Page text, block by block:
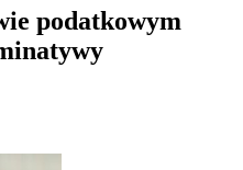
podatkowym